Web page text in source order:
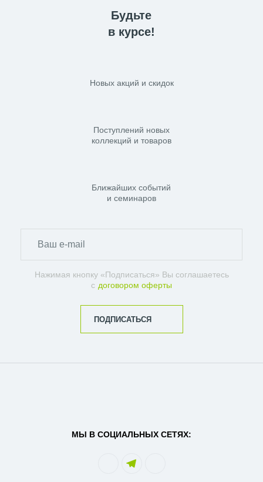
Будьте
в курсе!
Новых акций и скидок
Поступлений новых
коллекций и товаров
Ближайших событий
и семинаров
Нажимая кнопку «Подписаться» Вы соглашаетесь
с договором оферты
ПОДПИСАТЬСЯ
МЫ В СОЦИАЛЬНЫХ СЕТЯХ: